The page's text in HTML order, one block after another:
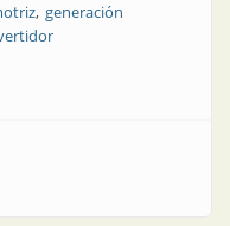
generación
generar energía undimotriz